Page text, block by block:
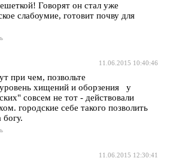
Говорят он стал уже
слабоумие, готовит почву для
11.06.2015 10:40:46
при чем, позвольте
хищений и оборзения у
совсем не тот - действовали
городские себе такого позволить
богу.
11.06.2015 12:30:41